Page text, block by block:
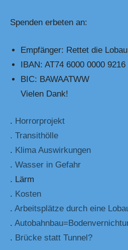
Spenden erbeten an:
Empfänger: Rettet die
IBAN: AT74 6000 0000 9216
BIC: BAWAATWW
Vielen Dank!
. Horrorprojekt
. Transithölle
. Klima Auswirkungen
. Wasser in Gefahr
. Lärm
. Kosten
. Arbeitsplätze durch eine
.
. Brücke statt Tunnel?